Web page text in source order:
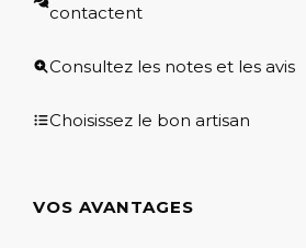
contactent
Consultez les notes et les avis
Choisissez le bon artisan
VOS AVANTAGES